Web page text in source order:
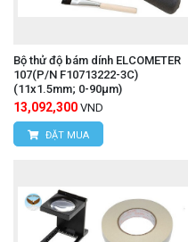
Bộ thử độ bám dính ELCOMETER
107(P/N F10713222-3C)
(11x1.5mm; 0-90μm)
13,092,300 VND
ĐẶT MUA